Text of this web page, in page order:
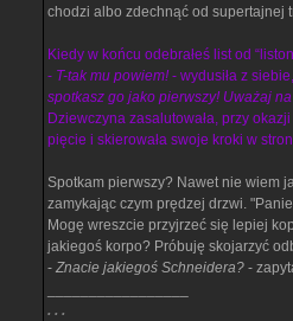
chodzi albo zdechnąć od supertajnej
Kiedy w końcu odebrałeś list od
- T-tak mu powiem! - wydusiła z
spotkasz go jako pierwszy! Uważaj
Dziewczyna zasalutowała, przy
pięcie i skierowała swoje kroki w
Spotkam pierwszy? Nawet nie wiem
zamykając czym prędzej drzwi.
Mogę wreszcie przyjrzeć się lepiej
jakiegoś korpo? Próbuję skojarzyć
- Znacie jakiegoś Schneidera? -
. . .